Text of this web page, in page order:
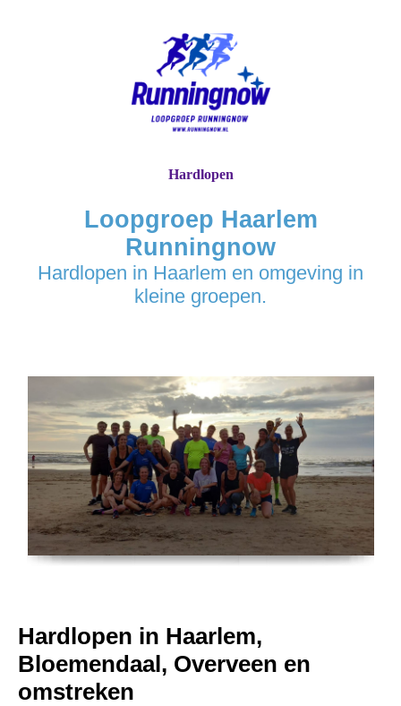
Loopgroep Haarlem
Runningnow
Hardlopen in Haarlem en omgeving in
kleine groepen.
Hardlopen
Hardlopen in Haarlem,
Bloemendaal, Overveen en
omstreken